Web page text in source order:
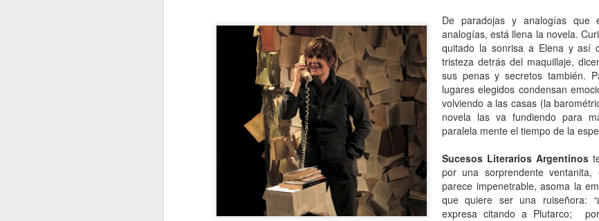
De paradojas y analogías que
analogías, está llena la novela.
quitado la sonrisa a Elena y así
tristeza detrás del maquillaje,
sus penas y secretos también.
lugares elegidos condensan
volviendo a las casas (la
novela las va fundiendo para
paralela mente el tiempo de la
Sucesos Literarios Argentinos
por una sorprendente
parece impenetrable, asoma la
que quiere ser una ruiseñora:
expresa citando a Plutarco;
ADN de sus células.
JAN
13
Volante, hormonas y burocracia
Por Mariela Sexer
Manejar es algo que me enorgullece, creo que lo hago muy bien y
disfruto mucho la libertad, la independencia y el poder que me da
hacerlo.
Como señalé en la segunda entrega de La inspectora, mi newsletter, es
muy significativa la diferencia de licencias de conducir otorgadas según
el género en Argentina.
En Argentina, la conducción continúa siendo una actividad
JAN